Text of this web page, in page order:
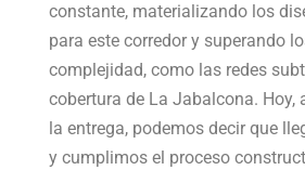
constante, materializando los
para este corredor y superando
complejidad, como las redes
cobertura de La Jabalcona. Hoy,
la entrega, podemos decir que
y cumplimos el proceso